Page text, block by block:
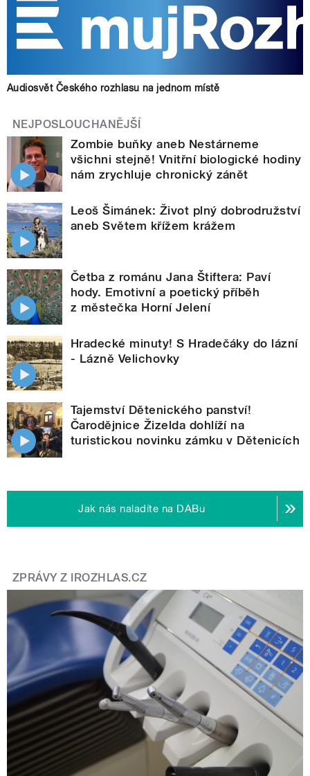
Audiosvět Českého rozhlasu na jednom místě
NEJPOSLOUCHANĚJŠÍ
Zombie buňky aneb Nestárneme
všichni stejně! Vnitřní biologické hodiny
nám zrychluje chronický zánět
Leoš Šimánek: Život plný dobrodružství
aneb Světem křížem krážem
Četba z románu Jana Štiftera: Paví
hody. Emotivní a poetický příběh
z městečka Horní Jelení
Hradecké minuty! S Hradečáky do lázní
- Lázně Velichovky
Tajemství Dětenického panství!
Čarodějnice Žizelda dohlíží na
turistickou novinku zámku v Dětenicích
Jak nás naladíte na DABu
ZPRÁVY Z IROZHLAS.CZ